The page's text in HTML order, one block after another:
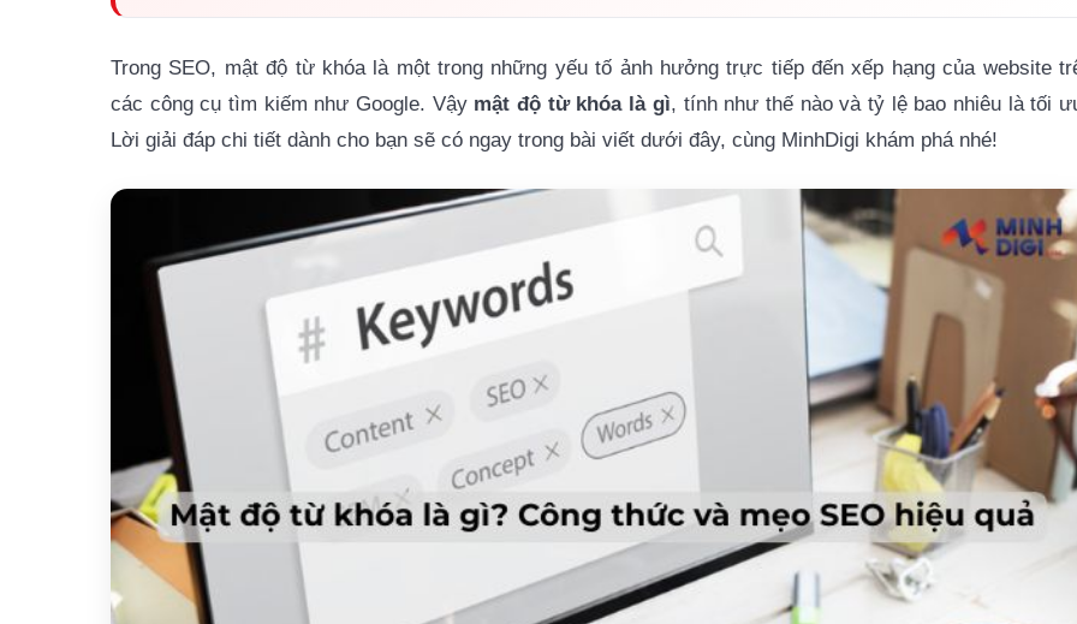
Trong SEO, mật độ từ khóa là một trong những yếu tố ảnh hưởng trực tiếp đến xếp hạng của website
các công cụ tìm kiếm như Google. Vậy mật độ từ khóa là gì, tính như thế nào và tỷ lệ bao nhiêu là tối
Lời giải đáp chi tiết dành cho bạn sẽ có ngay trong bài viết dưới đây, cùng MinhDigi khám phá nhé!